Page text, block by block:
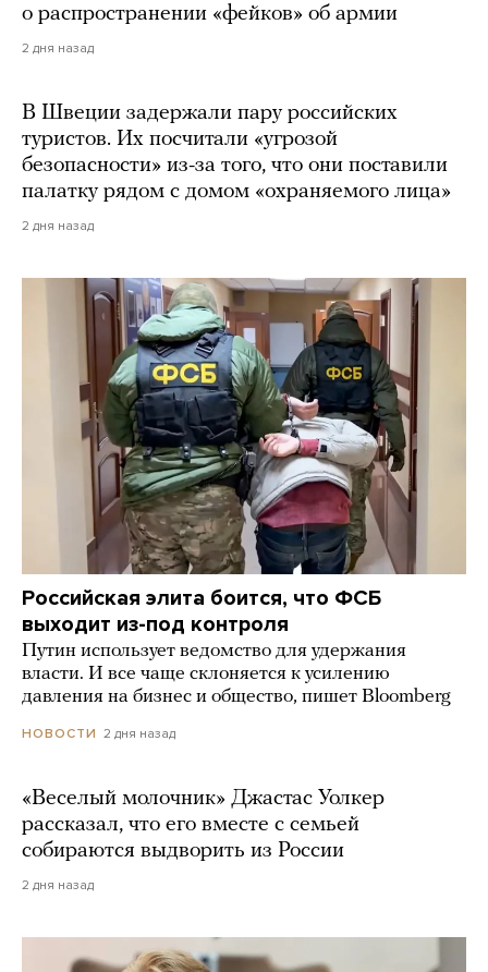
о распространении «фейков» об армии
2 дня назад
В Швеции задержали пару российских
туристов. Их посчитали «угрозой
безопасности» из-за того, что они поставили
палатку рядом с домом «охраняемого лица»
2 дня назад
Российская элита боится, что ФСБ
выходит из-под контроля
Путин использует ведомство для удержания
власти. И все чаще склоняется к усилению
давления на бизнес и общество, пишет Bloomberg
НОВОСТИ 2 дня назад
«Веселый молочник» Джастас Уолкер
рассказал, что его вместе с семьей
собираются выдворить из России
2 дня назад